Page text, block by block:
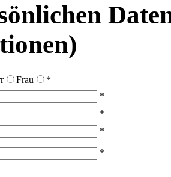
Frau
*
*
*
*
*